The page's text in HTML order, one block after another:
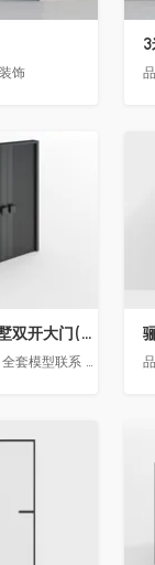
饰
沐辞_别墅双开大门(中型)(漏光加厚度)
模型联系 Vx:Muci0003